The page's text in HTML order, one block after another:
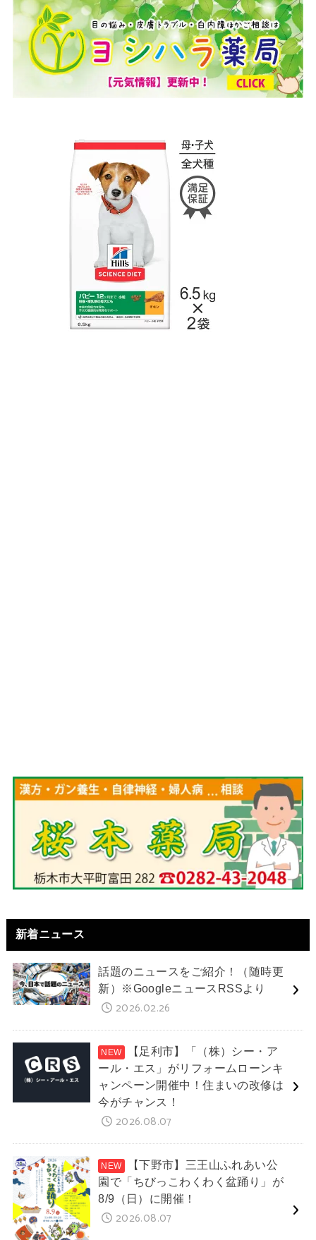
新着ニュース
話題のニュースをご紹介！（随時更
新）※GoogleニュースRSSより
2026.02.26
【足利市】「（株）シー・ア
ール・エス」がリフォームローンキ
ャンペーン開催中！住まいの改修は
今がチャンス！
2026.08.07
【下野市】三王山ふれあい公
園で「ちびっこわくわく盆踊り」が
8/9（日）に開催！
2026.08.07